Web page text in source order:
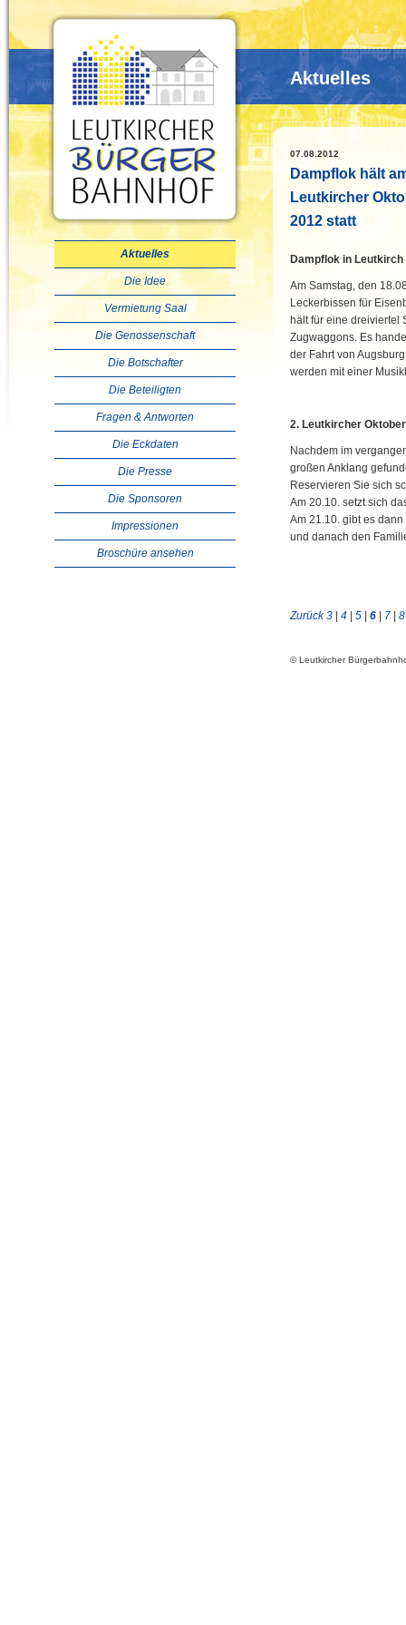
Aktuelles
Aktuelles
Die Idee
Vermietung Saal
Die Genossenschaft
Die Botschafter
Die Beteiligten
Fragen & Antworten
Die Eckdaten
Die Presse
Die Sponsoren
Impressionen
Broschüre ansehen
07.08.2012
Dampflok hält
Leutkircher
2012 statt
Dampflok in Leutkirch
Am Samstag, den
Leckerbissen für
hält für eine dreiviertel
Zugwaggons. Es
der Fahrt von
werden mit einer
2. Leutkircher
Nachdem im
großen Anklang
Reservieren Sie sich
Am 20.10. setzt sich
Am 21.10. gibt es
und danach den
Zurück 3 4 5 6 7 8
© Leutkircher